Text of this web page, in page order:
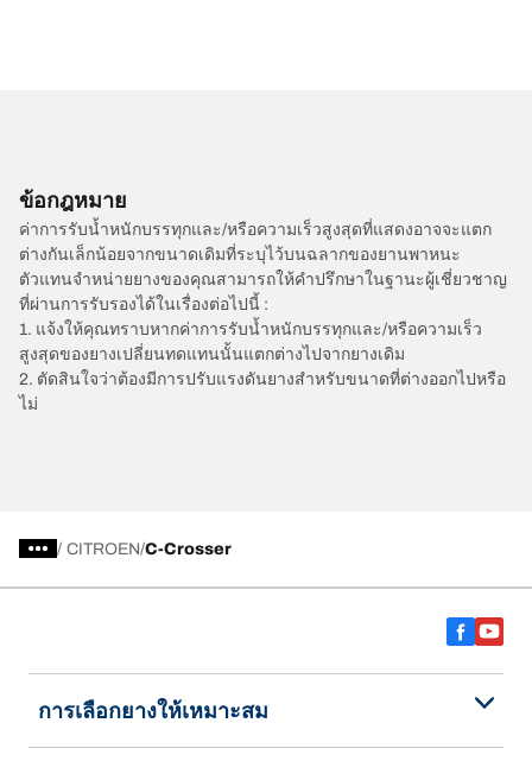
ข้อกฎหมาย
ค่าการรับน้ำหนักบรรทุกและ/หรือความเร็วสูงสุดที่แสดงอาจจะแตก
ต่างกันเล็กน้อยจากขนาดเดิมที่ระบุไว้บนฉลากของยานพาหนะ
ตัวแทนจำหน่ายยางของคุณสามารถให้คำปรึกษาในฐานะผู้เชี่ยวชาญ
ที่ผ่านการรับรองได้ในเรื่องต่อไปนี้ :
1. แจ้งให้คุณทราบหากค่าการรับน้ำหนักบรรทุกและ/หรือความเร็ว
สูงสุดของยางเปลี่ยนทดแทนนั้นแตกต่างไปจากยางเดิม
2. ตัดสินใจว่าต้องมีการปรับแรงดันยางสำหรับขนาดที่ต่างออกไปหรือ
ไม่
/ CITROEN C-Crosser
การเลือกยางให้เหมาะสม